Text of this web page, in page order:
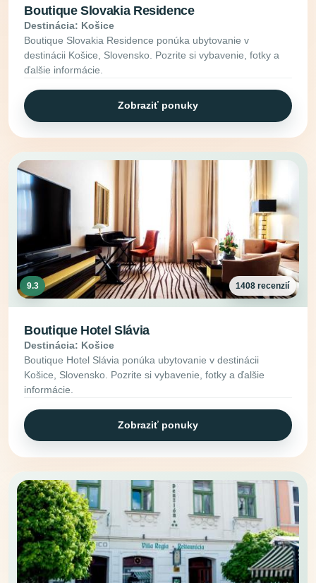
Boutique Slovakia Residence
Destinácia: Košice
Boutique Slovakia Residence ponúka ubytovanie v
destinácii Košice, Slovensko. Pozrite si vybavenie, fotky a
ďalšie informácie.
Zobraziť ponuky
9.3 1408 recenzií
Boutique Hotel Slávia
Destinácia: Košice
Boutique Hotel Slávia ponúka ubytovanie v destinácii
Košice, Slovensko. Pozrite si vybavenie, fotky a ďalšie
informácie.
Zobraziť ponuky